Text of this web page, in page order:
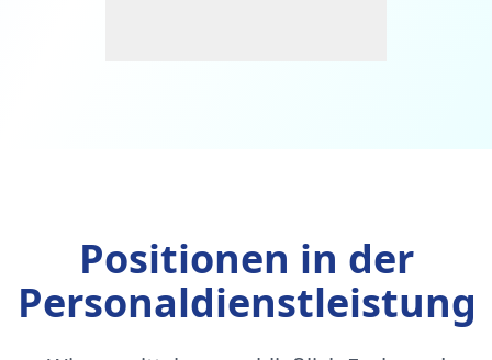
Positionen in der
Personaldienstleistung